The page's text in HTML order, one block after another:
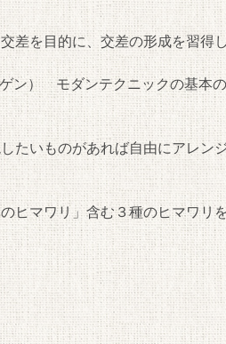
差を目的に、交差の形成を習得
ン） モダンテクニックの基本
たいものがあれば自由にアレン
ヒマワリ」含む３種のヒマワリ